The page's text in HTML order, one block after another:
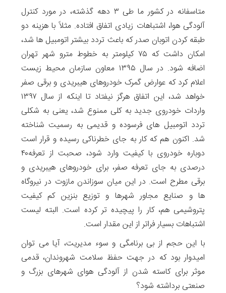
متاسفانه در کشور ما طی ۳ دهه گذشته، در مورد کنترل
آلودگی هوا، اشتباهات زیادی اتفاق افتاده. مثلاً با هزینه دو
طبقه کردن اتوبان صدر که باعث تردد بیشتر اتومبیل ها شد،
امکان داشت که ۷۵ کیلومتر به خطوط مترو شهر تهران
اضافه شود. در سال ۱۳۹۵ معاون سازمان محیط زیست
اعلام کرد که عوارض گمرک خودروهای هیبریدی و برقی صفر
خواهد شد، این اتفاق هرگز نیفتاد تا اینکه از سال ۱۳۹۷
واردات خودروی جدید به کلی ممنوع شد، یعنی به شکلی
تردد اتومبیل های فرسوده و قدیمی به رسمیت شناخته
شد. اکنون هم که کار به جای خطرناکی رسیده و قرار است
دوباره خودروی با کیفیت وارد شود، صحبت از تعرفه۴۰
درصدی به جای تعرفه صفر، برای خودروهای هیبریدی و
برقی مطرح است. در این میان سوزاندن مازوت‌ در نیروگاه
ها و صنایع مجاور شهرها و توزیع بنزین کم کیفیت
پتروشیمی هم، کار را پیچیده تر کرده است. البته لیست
اشتباهات بسیار فراتر از این مقدار است.
با این حجم از بی برنامگی و سوء مدیریت، آیا می توان
امیدوار بود که در جهت حفظ سلامت شهروندان، قدمی
موثر برای کاسته شدن از آلودگی هوای شهرهای بزرگ و
صنعتی برداشته شود؟